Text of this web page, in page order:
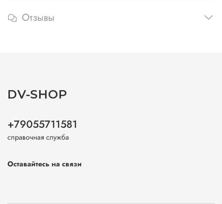
Отзывы
DV-SHOP
+79055711581
справочная служба
Оставайтесь на связи